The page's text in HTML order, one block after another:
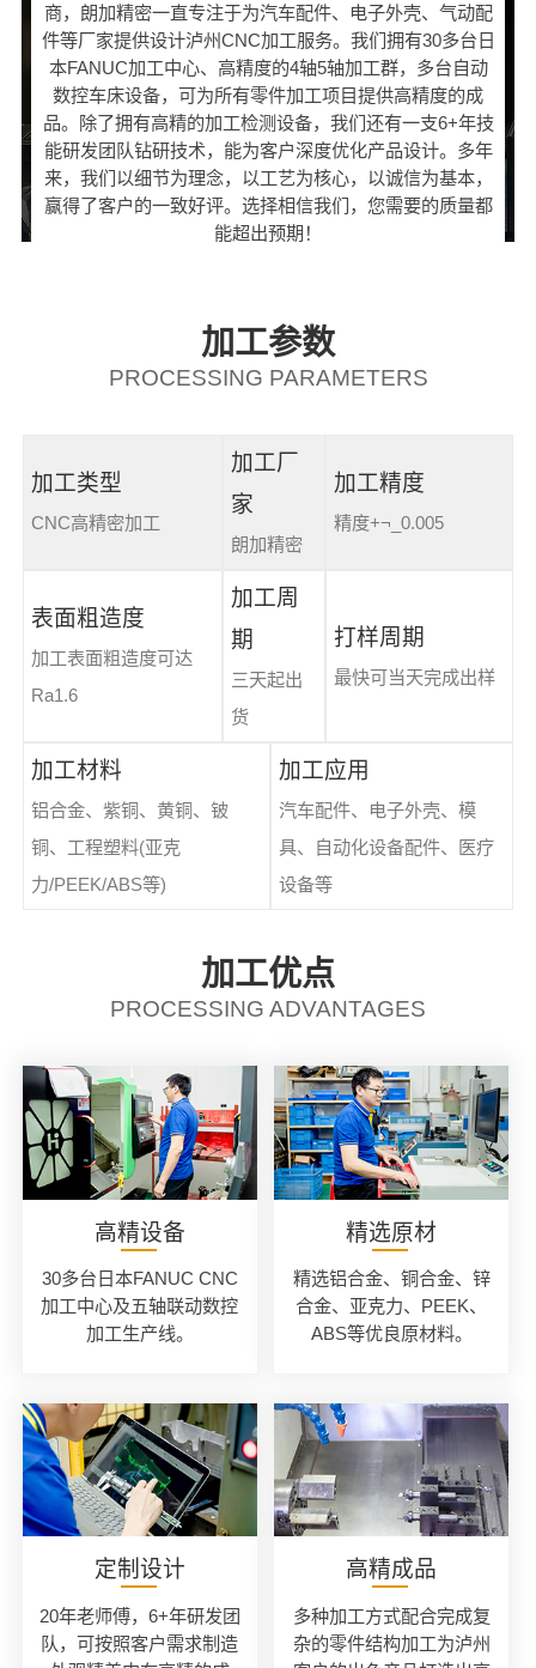
商，朗加精密一直专注于为汽车配件、电子外壳、气动配
件等厂家提供设计泸州CNC加工服务。我们拥有30多台日
本FANUC加工中心、高精度的4轴5轴加工群，多台自动
数控车床设备，可为所有零件加工项目提供高精度的成
品。除了拥有高精的加工检测设备，我们还有一支6+年技
能研发团队钻研技术，能为客户深度优化产品设计。多年
来，我们以细节为理念，以工艺为核心，以诚信为基本，
赢得了客户的一致好评。选择相信我们，您需要的质量都
能超出预期！
加工参数
PROCESSING PARAMETERS
加工类型
CNC高精密加工
加工厂
家
朗加精密
加工精度
精度+¬_0.005
表面粗造度
加工表面粗造度可达
Ra1.6
加工周
期
三天起出
货
打样周期
最快可当天完成出样
加工材料
铝合金、紫铜、黄铜、铍
铜、工程塑料(亚克
力/PEEK/ABS等)
加工应用
汽车配件、电子外壳、模
具、自动化设备配件、医疗
设备等
加工优点
PROCESSING ADVANTAGES
高精设备
30多台日本FANUC CNC
加工中心及五轴联动数控
加工生产线。
精选原材
精选铝合金、铜合金、锌
合金、亚克力、PEEK、
ABS等优良原材料。
定制设计
20年老师傅，6+年研发团
队，可按照客户需求制造
高精成品
多种加工方式配合完成复
杂的零件结构加工为泸州